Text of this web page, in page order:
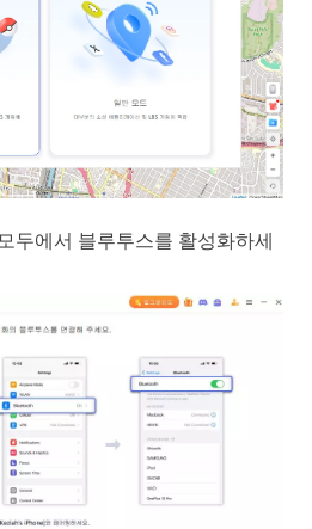
두에서 블루투스를 활성화하세